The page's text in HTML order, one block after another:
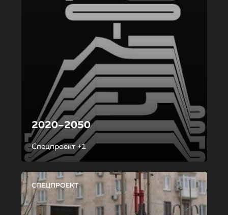
2020–2050
Спецпроект +1
СПЕЦПРОЕКТ